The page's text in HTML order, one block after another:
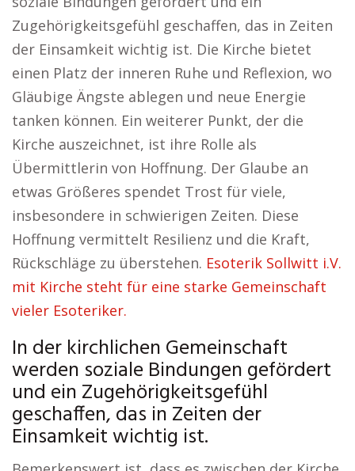
Zugehörigkeitsgefühl geschaffen, das in Zeiten
der Einsamkeit wichtig ist. Die Kirche bietet
einen Platz der inneren Ruhe und Reflexion, wo
Gläubige Ängste ablegen und neue Energie
tanken können. Ein weiterer Punkt, der die
Kirche auszeichnet, ist ihre Rolle als
Übermittlerin von Hoffnung. Der Glaube an
etwas Größeres spendet Trost für viele,
insbesondere in schwierigen Zeiten. Diese
Hoffnung vermittelt Resilienz und die Kraft,
Rückschläge zu überstehen. Esoterik Sollwitt i.V.
mit Kirche steht für eine starke Gemeinschaft
vieler Esoteriker.
In der kirchlichen Gemeinschaft
werden soziale Bindungen gefördert
und ein Zugehörigkeitsgefühl
geschaffen, das in Zeiten der
Einsamkeit wichtig ist.